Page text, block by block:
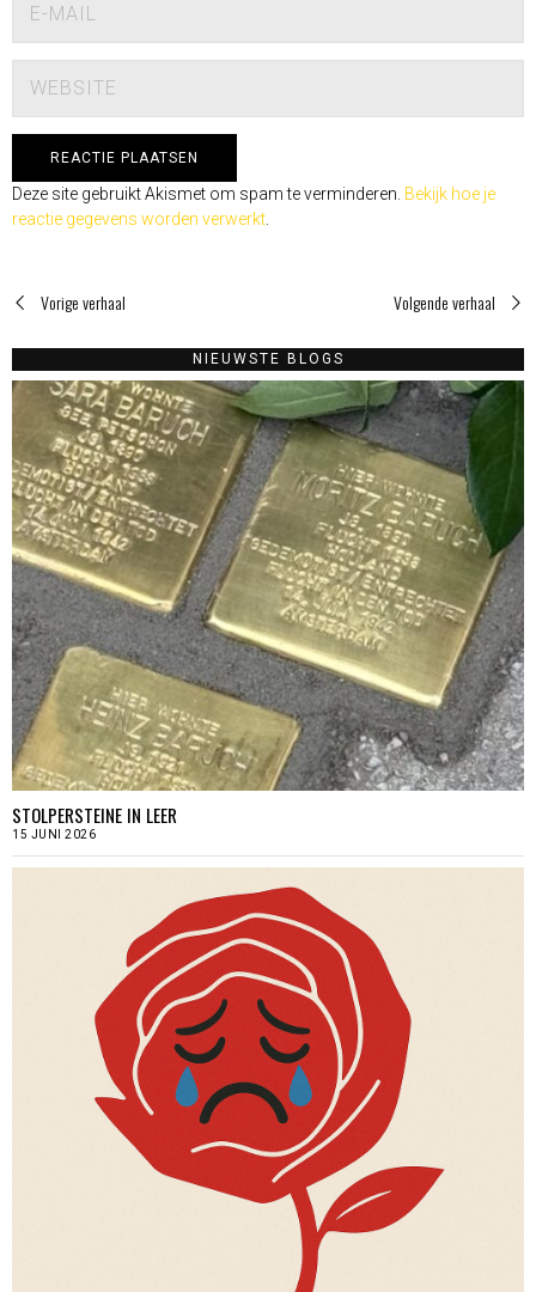
Deze site gebruikt Akismet om spam te verminderen. Bekijk hoe je
reactie gegevens worden verwerkt.
Vorige verhaal Volgende verhaal
NIEUWSTE BLOGS
STOLPERSTEINE IN LEER
15 JUNI 2026